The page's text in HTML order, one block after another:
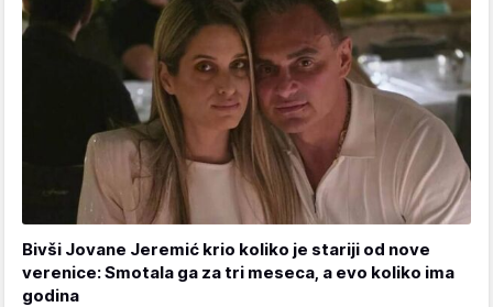
Bivši Jovane Jeremić krio koliko je stariji od nove
verenice: Smotala ga za tri meseca, a evo koliko ima
godina